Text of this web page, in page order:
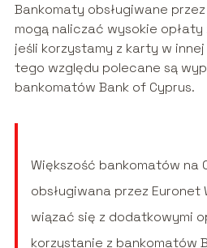
Bankomaty obsługiwane
mogą naliczać wysokie opłaty
jeśli korzystamy z karty w
tego względu polecane są
bankomatów Bank of Cyprus.
Większość bankomatów na
obsługiwana przez Euronet
wiązać się z dodatkowymi
korzystanie z bankomatów